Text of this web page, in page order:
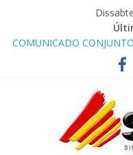
COMUNICADO
Comunicado STAC/ ATC
‘Esquadra del aeropuerto
Programa de Radio TAXI
STAC/ATC SOLICITAN
OPERATIVA DE
Programa de Radio TAXI